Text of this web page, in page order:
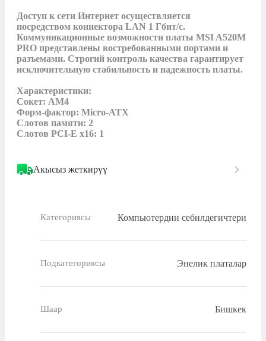
Доступ к сети Интернет осуществляется
посредством коннектора LAN 1 Гбит/с.
Коммуникационные возможности платы MSI A520M
PRO представлены востребованными портами и
разъемами. Строгий контроль качества гарантирует
исключительную стабильность и надежность платы.
Характеристики:
Сокет: AM4
Форм-фактор: Micro-ATX
Слотов памяти: 2
Слотов PCI-E x16: 1
Акысыз жеткирүү
Категориясы Компьютердин себилдегичтери
Подкатегориясы Энелик платалар
Шаар Бишкек